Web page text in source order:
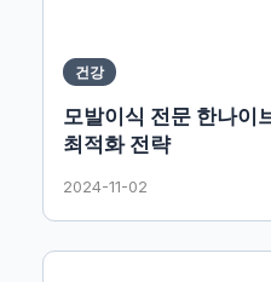
건강
모발이식 전문 한나이
최적화 전략
2024-11-02